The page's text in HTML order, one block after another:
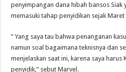
penyimpangan dana hibah bansos Siak
memasuki tahap penyidikan sejak
” Yang saya tau bahwa penanganan
namun soal bagaimana teknisnya dan
menjelaskan saat ini, karena saya
penyidik,” sebut Marvel.